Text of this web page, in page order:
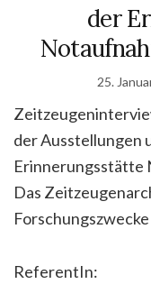
der
25.
der Ausstellungen
Erinnerungsstätte
Das
ReferentIn: